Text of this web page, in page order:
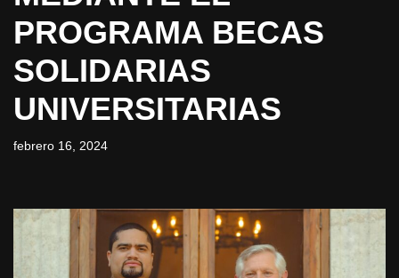
PROGRAMA BECAS
SOLIDARIAS
UNIVERSITARIAS
febrero 16, 2024